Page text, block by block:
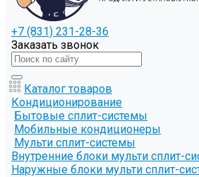
+7 (831) 231-28-36
Заказать звонок
Каталог товаров
Кондиционирование
Бытовые сплит-системы
Мобильные кондиционеры
Мульти сплит-системы
Внутренние блоки мульти сплит-
Наружные блоки мульти сплит-